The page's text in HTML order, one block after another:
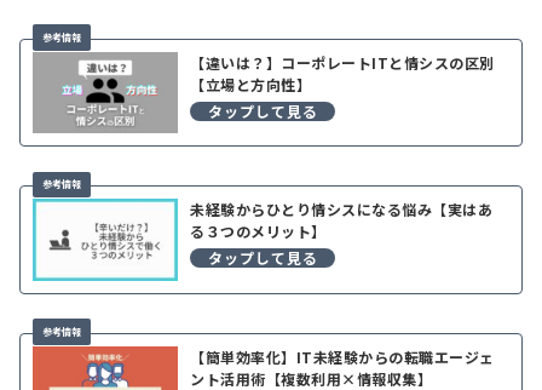
【違いは？】コーポレートITと情シスの区別
【立場と方向性】
未経験からひとり情シスになる悩み【実はあ
る３つのメリット】
【簡単効率化】IT未経験からの転職エージェ
ント活用術【複数利用×情報収集】